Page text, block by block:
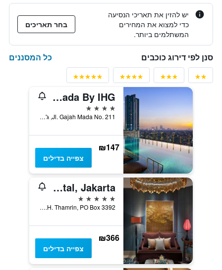
יש להזין את תאריכי הנסיעה
כדי למצוא את המחירים
המשתלמים ביותר.
בחר תאריכים
סנן לפי דירוג כוכבים כל המסננים
Holiday Inn & Suites Jakarta Gajah Mada By IHG
4 כוכבים
Jl. Gajah Mada No. 211, ג'קרטה, אינדונזיה
₪147
צפייה בדילים
Mandarin Oriental, Jakarta
5 כוכבים
Jalan M.H. Thamrin, PO Box 3392, ג'קרטה, אינדונזיה
₪366
צפייה בדילים